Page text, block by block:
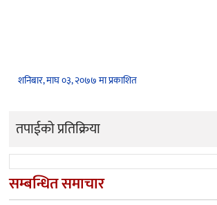
शनिबार, माघ ०३, २०७७ मा प्रकाशित
तपाईको प्रतिक्रिया
सम्बन्धित समाचार